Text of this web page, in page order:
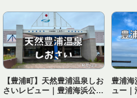
【豊浦町】天然豊浦温泉しお
さいレビュー｜豊浦海浜公園
豊浦海
ュー｜